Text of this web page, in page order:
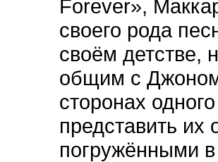
Forever»,
своего рода
своём детстве,
общим с
сторонах
представить их
погружёнными в